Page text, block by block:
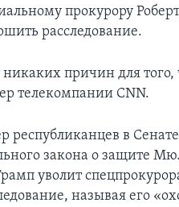
прокурору
расследование.
причин для того,
телекомпании CNN.
республиканцев в
закона о защите
уволит
называя его